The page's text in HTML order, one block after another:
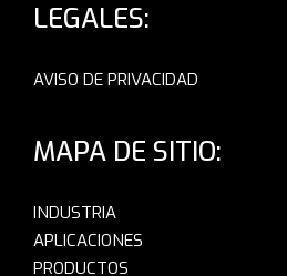
LEGALES:
AVISO DE PRIVACIDAD
MAPA DE SITIO:
INDUSTRIA
APLICACIONES
PRODUCTOS